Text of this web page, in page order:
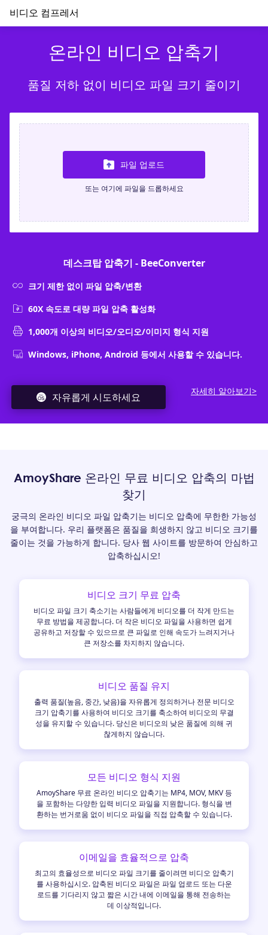
비디오 컴프레서
온라인 비디오 압축기
품질 저하 없이 비디오 파일 크기 줄이기
파일 업로드
또는 여기에 파일을 드롭하세요
데스크탑 압축기 - BeeConverter
크기 제한 없이 파일 압축/변환
60X 속도로 대량 파일 압축 활성화
1,000개 이상의 비디오/오디오/이미지 형식 지원
Windows, iPhone, Android 등에서 사용할 수 있습니다.
자유롭게 시도하세요
자세히 알아보기>
AmoyShare 온라인 무료 비디오 압축의 마법
찾기
궁극의 온라인 비디오 파일 압축기는 비디오 압축에 무한한 가능성
을 부여합니다. 우리 플랫폼은 품질을 희생하지 않고 비디오 크기를
줄이는 것을 가능하게 합니다. 당사 웹 사이트를 방문하여 안심하고
압축하십시오!
비디오 크기 무료 압축
비디오 파일 크기 축소기는 사람들에게 비디오를 더 작게 만드는
무료 방법을 제공합니다. 더 작은 비디오 파일을 사용하면 쉽게
공유하고 저장할 수 있으므로 큰 파일로 인해 속도가 느려지거나
큰 저장소를 차지하지 않습니다.
비디오 품질 유지
출력 품질(높음, 중간, 낮음)을 자유롭게 정의하거나 전문 비디오
크기 압축기를 사용하여 비디오 크기를 축소하여 비디오의 무결
성을 유지할 수 있습니다. 당신은 비디오의 낮은 품질에 의해 귀
찮게하지 않습니다.
모든 비디오 형식 지원
AmoyShare 무료 온라인 비디오 압축기는 MP4, MOV, MKV 등
을 포함하는 다양한 입력 비디오 파일을 지원합니다. 형식을 변
환하는 번거로움 없이 비디오 파일을 직접 압축할 수 있습니다.
이메일을 효율적으로 압축
최고의 효율성으로 비디오 파일 크기를 줄이려면 비디오 압축기
를 사용하십시오. 압축된 비디오 파일은 파일 업로드 또는 다운
로드를 기다리지 않고 짧은 시간 내에 이메일을 통해 전송하는
데 이상적입니다.